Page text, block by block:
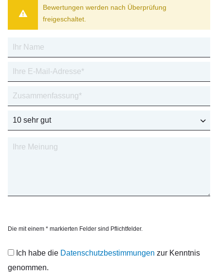
Bewertungen werden nach Überprüfung
freigeschaltet.
Die mit einem * markierten Felder sind Pflichtfelder.
Ich habe die Datenschutzbestimmungen zur Kenntnis
genommen.